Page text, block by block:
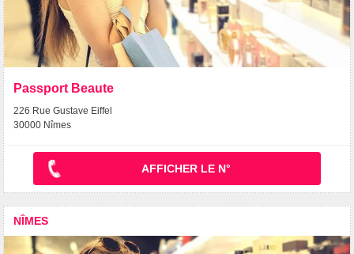
Passport Beaute
226 Rue Gustave Eiffel
30000 Nîmes
AFFICHER LE N°
NÎMES